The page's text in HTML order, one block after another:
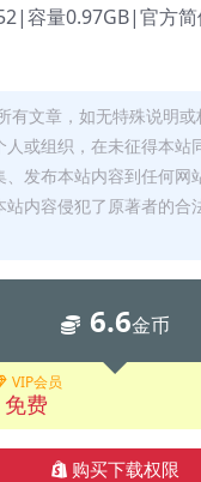
容量0.97GB|官方
有文章，如无特殊说明
人或组织，在未征得本站
、发布本站内容到任何网
站内容侵犯了原著者的合
6.6金币
VIP会员
免费
购买下载权限